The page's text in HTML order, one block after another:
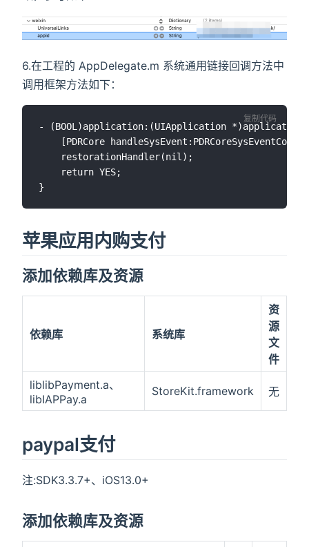
6.在工程的 AppDelegate.m 系统通用链接回调方法中
调用框架方法如下：
- (BOOL)application:(UIApplication
[PDRCore
    restorationHandler(nil);
    return YES;
复制代码
苹果应用内购支付
添加依赖库及资源
依赖库 系统库
资
源
文
件
liblibPayment.a、
libIAPPay.a
StoreKit.framework 无
paypal支付
注:SDK3.3.7+、iOS13.0+
添加依赖库及资源